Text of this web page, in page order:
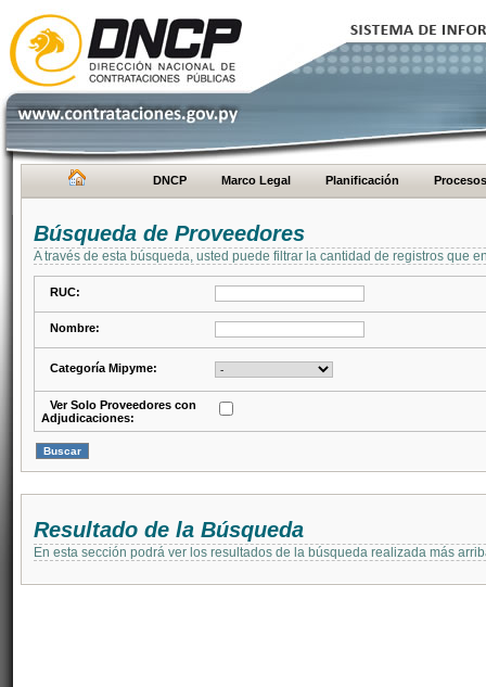
DNCP Marco Legal Planificación Procesos
Búsqueda de Proveedores
A través de esta búsqueda, usted puede filtrar la cantidad de registros que
RUC:
Nombre:
Categoría Mipyme:
Ver Solo Proveedores con
Adjudicaciones:
Resultado de la Búsqueda
En esta sección podrá ver los resultados de la búsqueda realizada más